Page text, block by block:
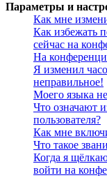
Параметры и
Как мне
Как избежать
сейчас на
На
Я изменил
неправильное!
Моего языка
Что означают
пользователя?
Как мне
Что такое
Когда я
войти на